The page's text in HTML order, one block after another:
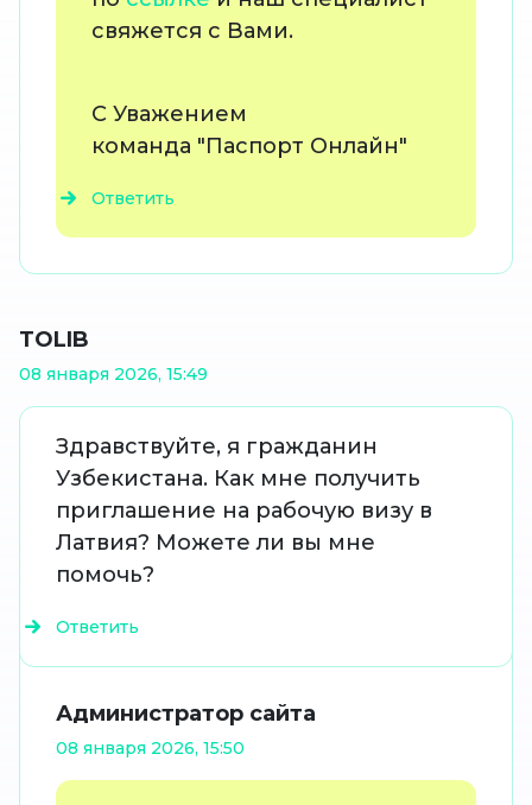
свяжется с Вами.
С Уважением
команда "Паспорт Онлайн"
Ответить
TOLIB
08 января 2026, 15:49
Здравствуйте, я гражданин
Узбекистана. Как мне получить
приглашение на рабочую визу в
Латвия? Можете ли вы мне
помочь?
Ответить
Администратор сайта
08 января 2026, 15:50